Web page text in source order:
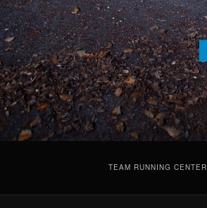
TEAM RUNNING CENTER